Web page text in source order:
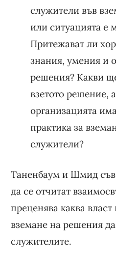
служители във
или ситуацията е
Притежават ли
знания, умения и
решения? Какви
взетото решение,
организацията
практика за
служители?
Таненбаум и Шмид
да се отчитат
преценява каква власт
вземане на решения
служителите.